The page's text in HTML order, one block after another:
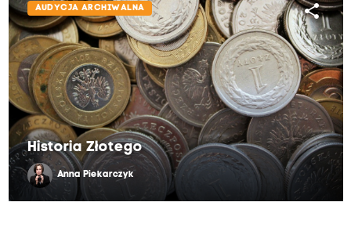
AUDYCJA ARCHIWALNA share
Historia Złotego
Anna Piekarczyk